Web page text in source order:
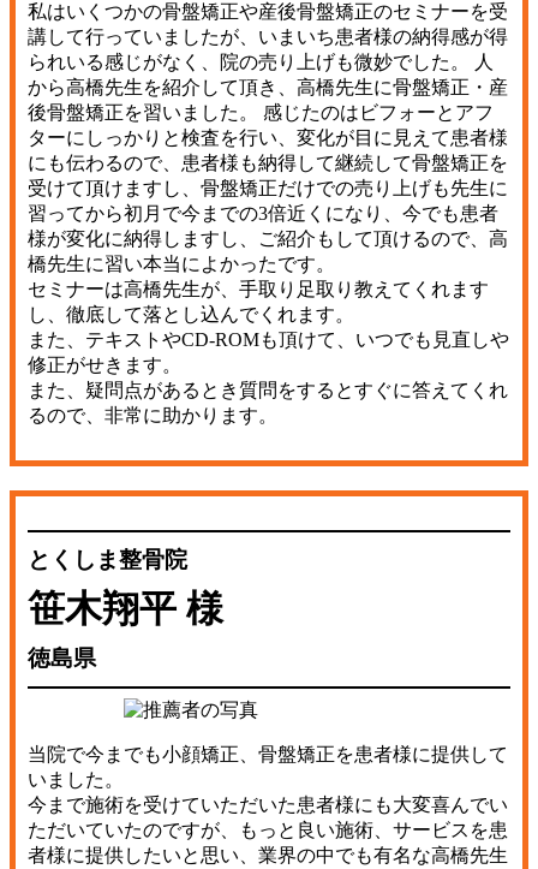
私はいくつかの骨盤矯正や産後骨盤矯正のセミナーを受
講して行っていましたが、いまいち患者様の納得感が得
られいる感じがなく、院の売り上げも微妙でした。 人
から高橋先生を紹介して頂き、高橋先生に骨盤矯正・産
後骨盤矯正を習いました。 感じたのはビフォーとアフ
ターにしっかりと検査を行い、変化が目に見えて患者様
にも伝わるので、患者様も納得して継続して骨盤矯正を
受けて頂けますし、骨盤矯正だけでの売り上げも先生に
習ってから初月で今までの3倍近くになり、今でも患者
様が変化に納得しますし、ご紹介もして頂けるので、高
橋先生に習い本当によかったです。
セミナーは高橋先生が、手取り足取り教えてくれます
し、徹底して落とし込んでくれます。
また、テキストやCD-ROMも頂けて、いつでも見直しや
修正がせきます。
また、疑問点があるとき質問をするとすぐに答えてくれ
るので、非常に助かります。
とくしま整骨院
笹木翔平 様
徳島県
当院で今までも小顔矯正、骨盤矯正を患者様に提供して
いました。
今まで施術を受けていただいた患者様にも大変喜んでい
ただいていたのですが、もっと良い施術、サービスを患
者様に提供したいと思い、業界の中でも有名な高橋先生